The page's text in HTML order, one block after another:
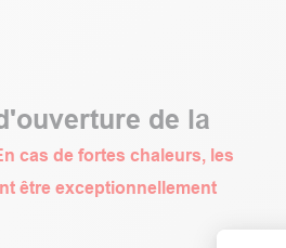
de la
cas de fortes chaleurs, les
être exceptionnellement